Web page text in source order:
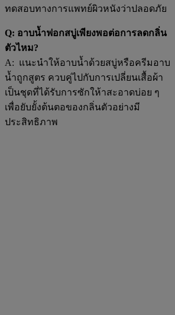
ทดสอบทางการแพทย์ผิวหนังว่าปลอดภัย
Q: อาบน้ำฟอกสบู่เพียงพอต่อการลดกลิ่น
ตัวไหม?
A: แนะนำให้อาบน้ำด้วยสบู่หรือครีมอาบ
น้ำถูกสูตร ควบคู่ไปกับการเปลี่ยนเสื้อผ้า
เป็นชุดที่ได้รับการซักให้าสะอาดบ่อย ๆ
เพื่อยับยั้งต้นตอของกลิ่นตัวอย่างมี
ประสิทธิภาพ